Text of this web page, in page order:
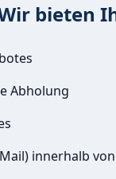
bieten
Abholung
innerhalb